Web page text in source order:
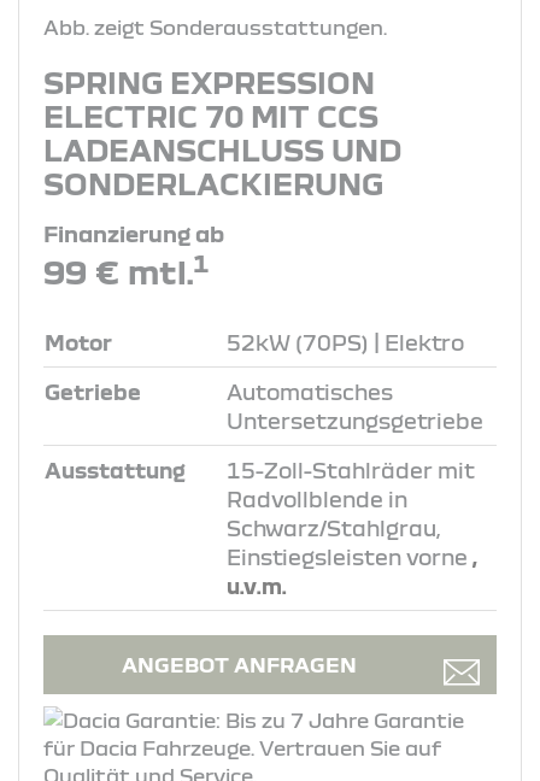
Abb. zeigt Sonderausstattungen.
SPRING EXPRESSION
ELECTRIC 70 MIT CCS
LADEANSCHLUSS UND
SONDERLACKIERUNG
Finanzierung ab
99 € mtl.1
Motor 52kW (70PS) | Elektro
Getriebe
Automatisches
Untersetzungsgetriebe
Ausstattung
15-Zoll-Stahlräder mit
Radvollblende in
Schwarz/Stahlgrau,
Einstiegsleisten vorne ,
u.v.m.
ANGEBOT ANFRAGEN